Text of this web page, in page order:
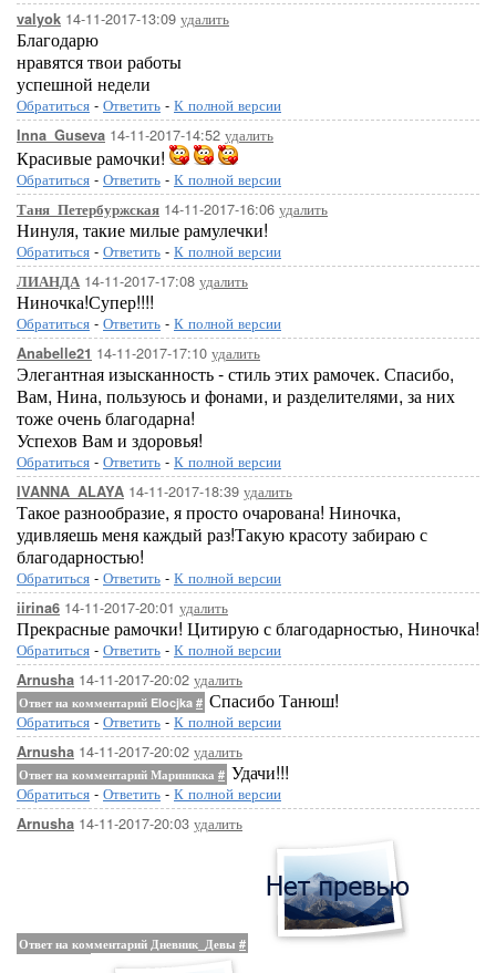
valyok 14-11-2017-13:09 удалить
Благодарю
нравятся твои работы
успешной недели
Обратиться - Ответить - К полной версии
Inna_Guseva 14-11-2017-14:52 удалить
Красивые рамочки!
Обратиться - Ответить - К полной версии
Таня_Петербуржская 14-11-2017-16:06 удалить
Нинуля, такие милые рамулечки!
Обратиться - Ответить - К полной версии
ЛИАНДА 14-11-2017-17:08 удалить
Ниночка!Супер!!!!
Обратиться - Ответить - К полной версии
Anabelle21 14-11-2017-17:10 удалить
Элегантная изысканность - стиль этих рамочек. Спасибо,
Вам, Нина, пользуюсь и фонами, и разделителями, за них
тоже очень благодарна!
Успехов Вам и здоровья!
Обратиться - Ответить - К полной версии
IVANNA_ALAYA 14-11-2017-18:39 удалить
Такое разнообразие, я просто очарована! Ниночка,
удивляешь меня каждый раз!Такую красоту забираю с
благодарностью!
Обратиться - Ответить - К полной версии
iirina6 14-11-2017-20:01 удалить
Прекрасные рамочки! Цитирую с благодарностью, Ниночка!
Обратиться - Ответить - К полной версии
Arnusha 14-11-2017-20:02 удалить
Ответ на комментарий Elocjka # Спасибо Танюш!
Обратиться - Ответить - К полной версии
Arnusha 14-11-2017-20:02 удалить
Ответ на комментарий Мариникка # Удачи!!!
Обратиться - Ответить - К полной версии
Arnusha 14-11-2017-20:03 удалить
Ответ на комментарий Дневник_Девы #